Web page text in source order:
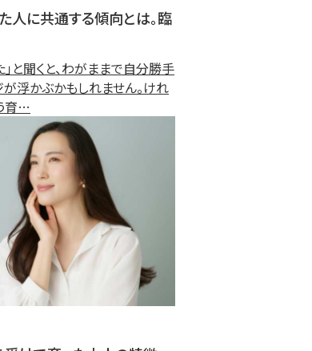
人に共通する傾向とは。臨
と聞くと、わがままで自分勝手
が浮かぶかもしれません。けれ
育…